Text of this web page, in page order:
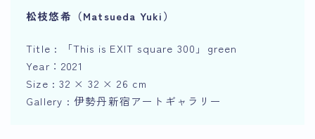
松枝悠希（Matsueda Yuki）
Title : 「This is EXIT square 300」green
Year：2021
Size : 32 × 32 × 26 cm
Gallery : 伊勢丹新宿アートギャラリー